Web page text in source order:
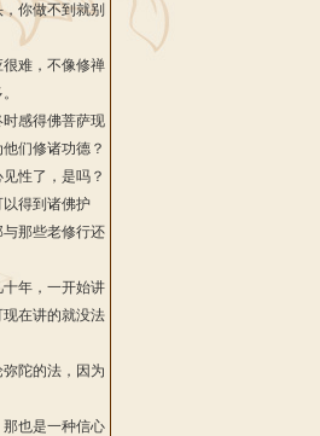
你做不到就别
难，不像修禅
感得佛菩萨现
们修诸功德？
性了，是吗？
得到诸佛护
那些老修行还
年，一开始讲
在讲的就没法
陀的法，因为
也是一种信心